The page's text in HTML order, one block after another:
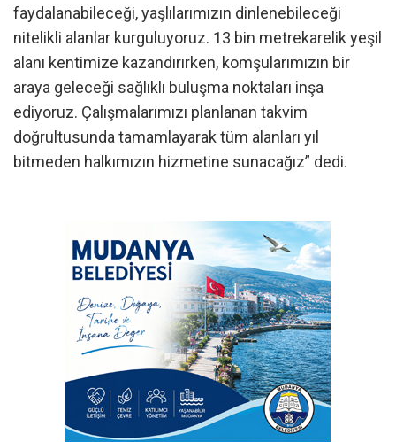
faydalanabileceği, yaşlılarımızın dinlenebileceği
nitelikli alanlar kurguluyoruz. 13 bin metrekarelik yeşil
alanı kentimize kazandırırken, komşularımızın bir
araya geleceği sağlıklı buluşma noktaları inşa
ediyoruz. Çalışmalarımızı planlanan takvim
doğrultusunda tamamlayarak tüm alanları yıl
bitmeden halkımızın hizmetine sunacağız” dedi.